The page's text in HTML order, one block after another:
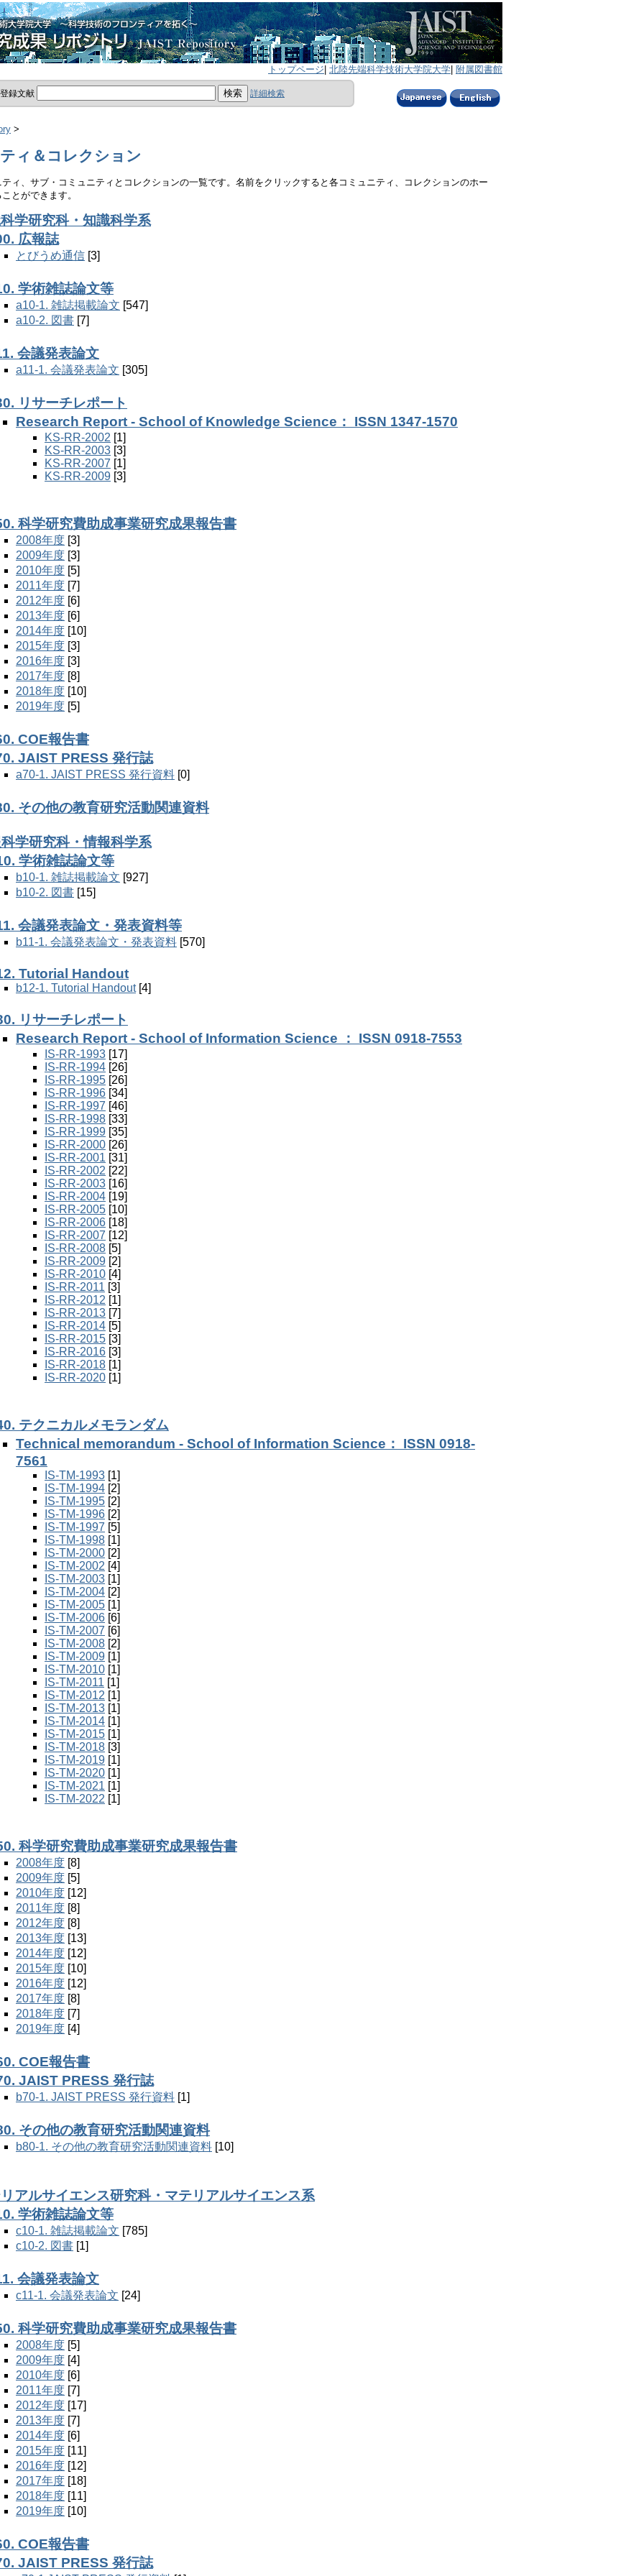
トップページ 北陸先端科学技術大学院大学 附属図書館
録文献 詳細検索
>
ィ＆コレクション
ィ、サブ・コミュニティとコレクションの一覧です。名前をクリックすると各コミュニティ、コレクションのホー
とができます。
学研究科・知識科学系
広報誌
とびうめ通信 [3]
学術雑誌論文等
a10-1. 雑誌掲載論文 [547]
a10-2. 図書 [7]
会議発表論文
a11-1. 会議発表論文 [305]
リサーチレポート
Research Report - School of Knowledge Science： ISSN 1347-1570
KS-RR-2002 [1]
KS-RR-2003 [3]
KS-RR-2007 [1]
KS-RR-2009 [3]
科学研究費助成事業研究成果報告書
2008年度 [3]
2009年度 [3]
2010年度 [5]
2011年度 [7]
2012年度 [6]
2013年度 [6]
2014年度 [10]
2015年度 [3]
2016年度 [3]
2017年度 [8]
2018年度 [10]
2019年度 [5]
COE報告書
JAIST PRESS 発行誌
a70-1. JAIST PRESS 発行資料 [0]
その他の教育研究活動関連資料
学研究科・情報科学系
学術雑誌論文等
b10-1. 雑誌掲載論文 [927]
b10-2. 図書 [15]
会議発表論文・発表資料等
b11-1. 会議発表論文・発表資料 [570]
Tutorial Handout
b12-1. Tutorial Handout[4]
リサーチレポート
Research Report - School of Information Science ： ISSN 0918-7553
IS-RR-1993 [17]
IS-RR-1994 [26]
IS-RR-1995 [26]
IS-RR-1996 [34]
IS-RR-1997 [46]
IS-RR-1998 [33]
IS-RR-1999 [35]
IS-RR-2000 [26]
IS-RR-2001 [31]
IS-RR-2002 [22]
IS-RR-2003 [16]
IS-RR-2004 [19]
IS-RR-2005 [10]
IS-RR-2006 [18]
IS-RR-2007 [12]
IS-RR-2008 [5]
IS-RR-2009 [2]
IS-RR-2010 [4]
IS-RR-2011 [3]
IS-RR-2012 [1]
IS-RR-2013 [7]
IS-RR-2014 [5]
IS-RR-2015 [3]
IS-RR-2016 [3]
IS-RR-2018 [1]
IS-RR-2020 [1]
テクニカルメモランダム
Technical memorandum - School of Information Science： ISSN 0918-
7561
IS-TM-1993 [1]
IS-TM-1994 [2]
IS-TM-1995 [2]
IS-TM-1996 [2]
IS-TM-1997 [5]
IS-TM-1998 [1]
IS-TM-2000 [2]
IS-TM-2002 [4]
IS-TM-2003 [1]
IS-TM-2004 [2]
IS-TM-2005 [1]
IS-TM-2006 [6]
IS-TM-2007 [6]
IS-TM-2008 [2]
IS-TM-2009 [1]
IS-TM-2010 [1]
IS-TM-2011 [1]
IS-TM-2012 [1]
IS-TM-2013 [1]
IS-TM-2014 [1]
IS-TM-2015 [1]
IS-TM-2018 [3]
IS-TM-2019 [1]
IS-TM-2020 [1]
IS-TM-2021 [1]
IS-TM-2022 [1]
科学研究費助成事業研究成果報告書
2008年度 [8]
2009年度 [5]
2010年度 [12]
2011年度 [8]
2012年度 [8]
2013年度 [13]
2014年度 [12]
2015年度 [10]
2016年度 [12]
2017年度 [8]
2018年度 [7]
2019年度 [4]
COE報告書
JAIST PRESS 発行誌
b70-1. JAIST PRESS 発行資料 [1]
その他の教育研究活動関連資料
b80-1. その他の教育研究活動関連資料 [10]
アルサイエンス研究科・マテリアルサイエンス系
学術雑誌論文等
c10-1. 雑誌掲載論文 [785]
c10-2. 図書 [1]
会議発表論文
c11-1. 会議発表論文 [24]
科学研究費助成事業研究成果報告書
2008年度 [5]
2009年度 [4]
2010年度 [6]
2011年度 [7]
2012年度 [17]
2013年度 [7]
2014年度 [6]
2015年度 [11]
2016年度 [12]
2017年度 [18]
2018年度 [11]
2019年度 [10]
COE報告書
JAIST PRESS 発行誌